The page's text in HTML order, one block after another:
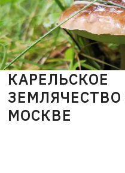
Skip
to
content
КАРЕЛЬСКОЕ
ЗЕМЛЯЧЕСТВО
МОСКВЕ